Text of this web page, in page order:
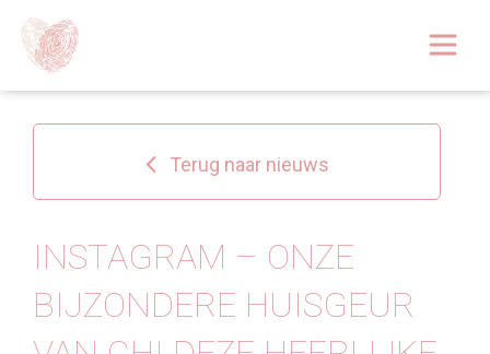
Over
Huidoplossingen
Behandelingen
Tarieven 2026
Terug naar nieuws
INSTAGRAM – ONZE
BIJZONDERE HUISGEUR